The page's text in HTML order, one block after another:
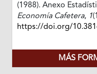
(1988). Anexo
Economía Cafetera, 1
https://doi.org/
MÁS